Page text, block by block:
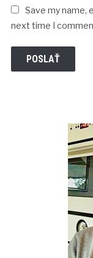
Save my name,
next time I